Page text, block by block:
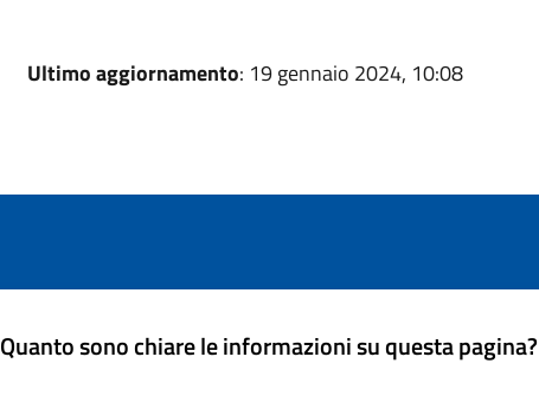
Ultimo aggiornamento: 19 gennaio 2024, 10:08
Quanto sono chiare le informazioni su questa pagina?